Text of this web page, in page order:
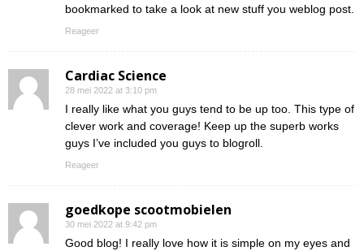
bookmarked to take a look at new stuff you weblog post.
Reageer
Cardiac Science
28 mei 2022 at 3:10 pm
I really like what you guys tend to be up too. This type of
clever work and coverage! Keep up the superb works
guys I’ve included you guys to blogroll.
Reageer
goedkope scootmobielen
30 mei 2022 at 9:42 pm
Good blog! I really love how it is simple on my eyes and